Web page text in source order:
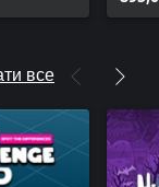
все